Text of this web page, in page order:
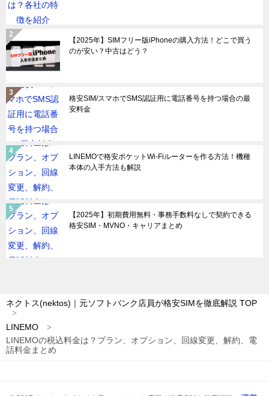
【2025年】SIMフリー版iPhoneの購入方法！どこで買う
のが安い？中古はどう？
格安SIM/スマホでSMS認証用に電話番号を持つ場合の最
安料金
LINEMOで格安ポケットWi-Fiルーターを作る方法！機種
本体の入手方法も解説
【2025年】初期費用無料・事務手数料なしで契約できる
格安SIM・MVNO・キャリアまとめ
ネクトス(nektos)｜元ソフトバンク店員が格安SIMを徹底解説 TOP
LINEMO
LINEMOの税込料金は？プラン、オプション、回線変更、解約、電
話料金まとめ